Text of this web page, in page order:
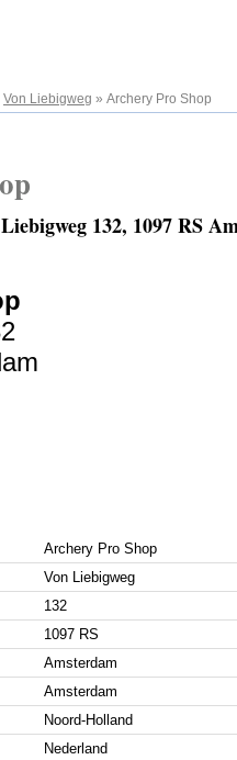
Von Liebigweg » Archery Pro Shop
132, 1097 RS
Archery Pro Shop
Von Liebigweg
132
1097 RS
Amsterdam
Amsterdam
Noord-Holland
Nederland